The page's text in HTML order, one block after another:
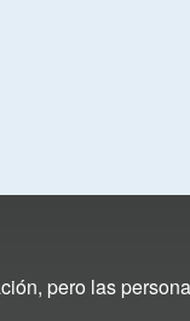
pero las